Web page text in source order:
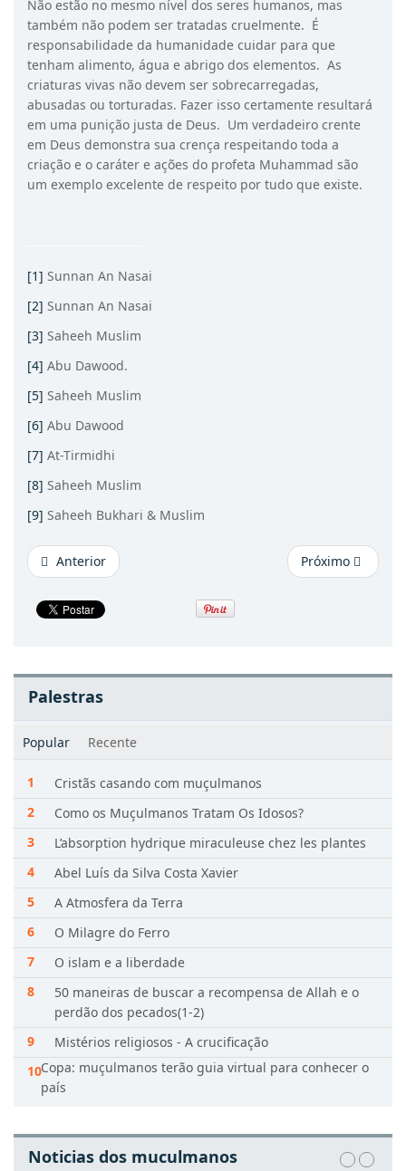
Não estão no mesmo nível dos seres humanos, mas
também não podem ser tratadas cruelmente. É
responsabilidade da humanidade cuidar para que
tenham alimento, água e abrigo dos elementos. As
criaturas vivas não devem ser sobrecarregadas,
abusadas ou torturadas. Fazer isso certamente resultará
em uma punição justa de Deus. Um verdadeiro crente
em Deus demonstra sua crença respeitando toda a
criação e o caráter e ações do profeta Muhammad são
um exemplo excelente de respeito por tudo que existe.
[1] Sunnan An Nasai
[2] Sunnan An Nasai
[3] Saheeh Muslim
[4] Abu Dawood.
[5] Saheeh Muslim
[6] Abu Dawood
[7] At-Tirmidhi
[8] Saheeh Muslim
[9] Saheeh Bukhari & Muslim
Anterior Próximo
Palestras
Popular Recente
Cristãs casando com muçulmanos
Como os Muçulmanos Tratam Os Idosos?
L’absorption hydrique miraculeuse chez les plantes
Abel Luís da Silva Costa Xavier
A Atmosfera da Terra
O Milagre do Ferro
O islam e a liberdade
50 maneiras de buscar a recompensa de Allah e o
perdão dos pecados(1-2)
Mistérios religiosos - A crucificação
Copa: muçulmanos terão guia virtual para conhecer o
país
Noticias dos muculmanos